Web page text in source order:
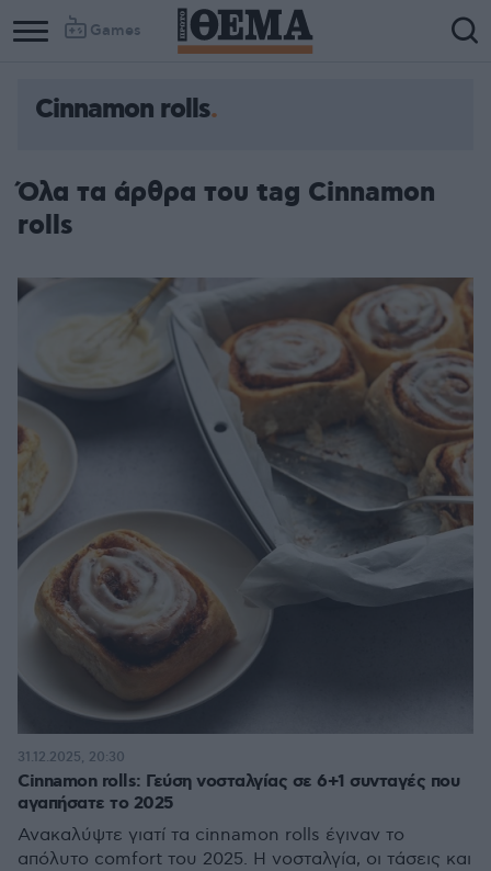
Games
Cinnamon rolls
Όλα τα άρθρα του tag Cinnamon
rolls
Cinnamon rolls: Γεύση νοσταλγίας σε 6+1 συνταγές που
αγαπήσατε το 2025
Ανακαλύψτε γιατί τα cinnamon rolls έγιναν το
απόλυτο comfort του 2025. Η νοσταλγία, οι τάσεις και
31.12.2025, 20:30